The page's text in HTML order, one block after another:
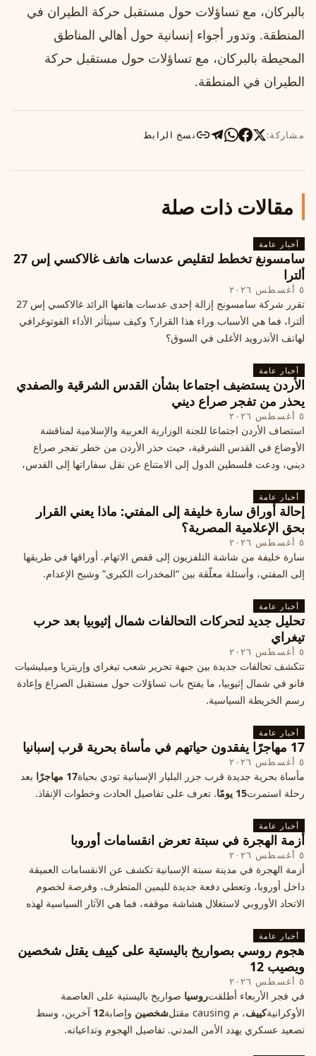
بالبركان، مع تساؤلات حول مستقبل حركة الطيران في
المنطقة. وتدور أجواء إنسانية حول أهالي المناطق
المحيطة بالبركان، مع تساؤلات حول مستقبل حركة
الطيران في المنطقة.
مشاركة: نسخ الرابط
مقالات ذات صلة
أخبار عامة
سامسونغ تخطط لتقليص عدسات هاتف غالاكسي إس 27
ألترا
٥ أغسطس ٢٠٢٦
تقرر شركة سامسونج إزالة إحدى عدسات هاتفها الرائد غالاكسي إس 27
ألترا، فما هي الأسباب وراء هذا القرار؟ وكيف سيتأثر الأداء الفوتوغرافي
لهاتف الأندرويد الأغلى في السوق؟
أخبار عامة
الأردن يستضيف اجتماعا بشأن القدس الشرقية والصفدي
يحذر من تفجر صراع ديني
٥ أغسطس ٢٠٢٦
استضاف الأردن اجتماعا للجنة الوزارية العربية والإسلامية لمناقشة
الأوضاع في القدس الشرقية، حيث حذر الأردن من خطر تفجر صراع
ديني، ودعت فلسطين الدول إلى الامتناع عن نقل سفاراتها إلى القدس،
أخبار عامة
إحالة أوراق سارة خليفة إلى المفتي: ماذا يعني القرار
بحق الإعلامية المصرية؟
٥ أغسطس ٢٠٢٦
سارة خليفة من شاشة التلفزيون إلى قفص الاتهام. أوراقها في طريقها
إلى المفتي، وأسئلة معلّقة بين “المخدرات الكبرى” وشبح الإعدام.
أخبار عامة
تحليل جديد لتحركات التحالفات شمال إثيوبيا بعد حرب
تيغراي
٥ أغسطس ٢٠٢٦
تتكشف تحالفات جديدة بين جبهة تحرير شعب تيغراي وإريتريا وميليشيات
فانو في شمال إثيوبيا، ما يفتح باب تساؤلات حول مستقبل الصراع وإعادة
رسم الخريطة السياسية.
أخبار عامة
17 مهاجرًا يفقدون حياتهم في مأساة بحرية قرب إسبانيا
٥ أغسطس ٢٠٢٦
مأساة بحرية جديدة قرب جزر البليار الإسبانية تودي بحياة17 مهاجرًا
بعد
رحلة استمرت15 يومًا . تعرف على تفاصيل الحادث وخطوات الإنقاذ.
أخبار عامة
أزمة الهجرة في سبتة تعرض انقسامات أوروبا
٥ أغسطس ٢٠٢٦
أزمة الهجرة في مدينة سبتة الإسبانية تكشف عن الانقسامات العميقة
داخل أوروبا، وتعطي دفعة جديدة لليمين المتطرف، وفرصة لخصوم
الاتحاد الأوروبي لاستغلال هشاشة موقفه، فما هي الآثار السياسية لهذه
أخبار عامة
هجوم روسي بصواريخ باليستية على كييف يقتل شخصين
ويصيب 12
٥ أغسطس ٢٠٢٦
في فجر الأربعاء أطلقتروسيا صواريخ باليستية على العاصمة
الأوكرانيةكييف، م causing مقتل شخصين وإصابة12 آخرين، وسط
تصعيد عسكري يهدد الأمن المدني. تفاصيل الهجوم وتداعياته.